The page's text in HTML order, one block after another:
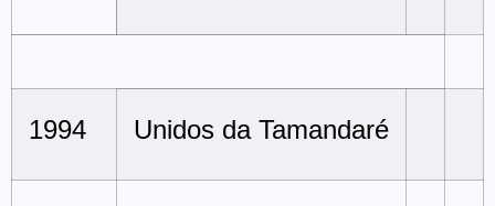
1994 Unidos da Tamandaré